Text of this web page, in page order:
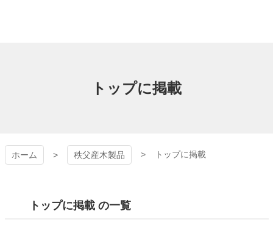
プ
の
トップに掲載
ホーム 秩父産木製品 トップに掲載
トップに掲載 の一覧